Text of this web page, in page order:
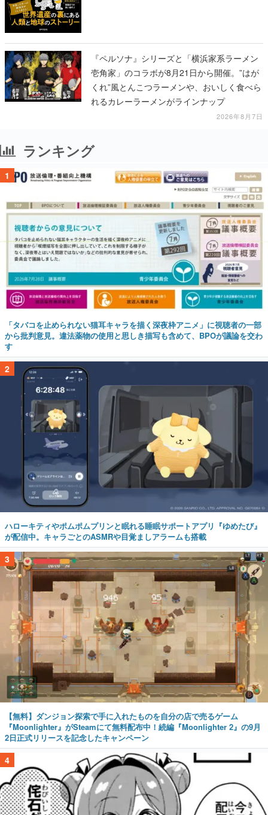
『ペルソナ』シリーズと「横浜家系ラーメン
壱角家」のコラボが8月21日から開催。”はが
くれ”風とんこつラーメンや、おいしく食べら
れるカレーラーメンがラインナップ
2026年8月7日
ランキング
1
「タバコを止められない猫耳キャラを描く深夜枠アニメ」に視聴者の一部
から批判意見。違法薬物の使用と思しき描写も含めて、BPOが議論を交わ
す
2
ハローキティやポムポムプリンと眠れる睡眠サポートアプリ『ゆめたび』
が配信中。キャラごとのASMRや目覚ましアラームも搭載
3
【無料】ダンジョン探索で手に入れたものを自分の店で売るゲーム
『Moonlighter』がSteamにて無料配布中！続編『Moonlighter 2』の9月
2日正式リリースを記念したキャンペーン
4